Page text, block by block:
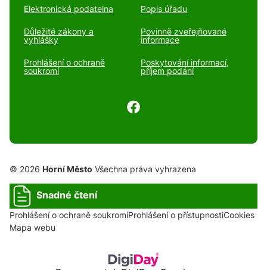
Elektronická podatelna Popis úřadu
Důležité zákony a
vyhlášky
Povinně zveřejňované
informace
Prohlášení o ochraně
soukromí
Poskytování informací,
příjem podání
© 2026 Horní Město Všechna práva vyhrazena
Snadné čtení
Prohlášení o ochraně soukromíProhlášení o přístupnostiCookies
Mapa webu